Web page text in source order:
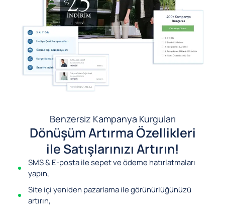
Benzersiz Kampanya Kurguları
Dönüşüm Artırma Özellikleri
ile Satışlarınızı Artırın!
SMS & E-posta ile sepet ve ödeme hatırlatmaları
yapın,
Site içi yeniden pazarlama ile görünürlüğünüzü
artırın,